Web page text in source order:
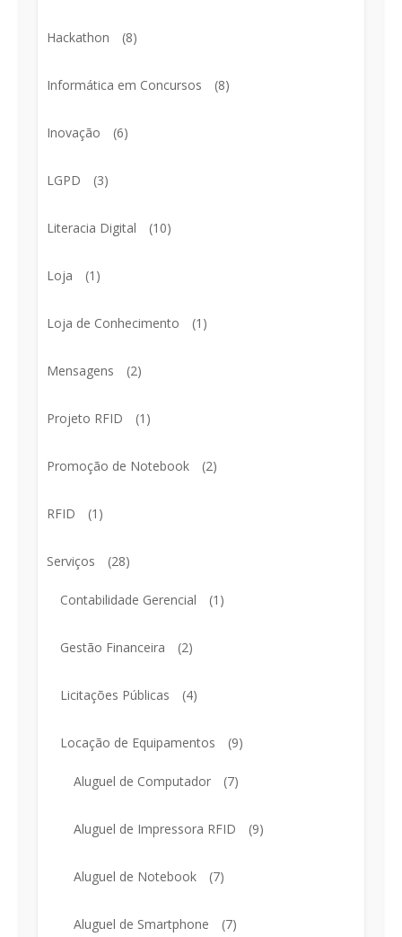
Hackathon (8)
Informática em Concursos (8)
Inovação (6)
LGPD (3)
Literacia Digital (10)
Loja (1)
Loja de Conhecimento (1)
Mensagens (2)
Projeto RFID (1)
Promoção de Notebook (2)
RFID (1)
Serviços (28)
Contabilidade Gerencial (1)
Gestão Financeira (2)
Licitações Públicas (4)
Locação de Equipamentos (9)
Aluguel de Computador (7)
Aluguel de Impressora RFID (9)
Aluguel de Notebook (7)
Aluguel de Smartphone (7)